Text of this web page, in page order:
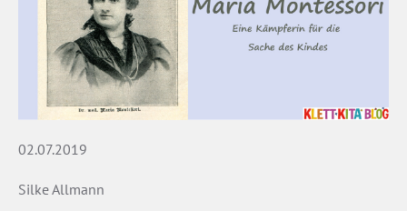
02.07.2019
Silke Allmann